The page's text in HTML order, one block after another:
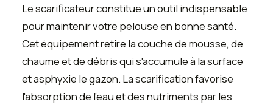
Le scarificateur constitue un outil indispensable
pour maintenir votre pelouse en bonne santé.
Cet équipement retire la couche de mousse, de
chaume et de débris qui s'accumule à la surface
et asphyxie le gazon. La scarification favorise
l'absorption de l'eau et des nutriments par les